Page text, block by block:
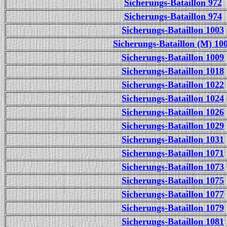
Sicherungs-Bataillon 972
Sicherungs-Bataillon 974
Sicherungs-Bataillon 1003
Sicherungs-Bataillon (M)
Sicherungs-Bataillon 1009
Sicherungs-Bataillon 1018
Sicherungs-Bataillon 1022
Sicherungs-Bataillon 1024
Sicherungs-Bataillon 1026
Sicherungs-Bataillon 1029
Sicherungs-Bataillon 1031
Sicherungs-Bataillon 1071
Sicherungs-Bataillon 1073
Sicherungs-Bataillon 1075
Sicherungs-Bataillon 1077
Sicherungs-Bataillon 1079
Sicherungs-Bataillon 1081